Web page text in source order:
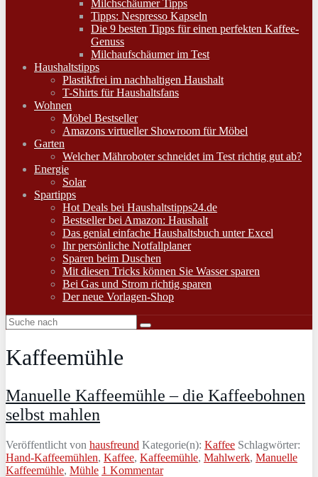
Milchschäumer Tipps
Tipps: Nespresso Kapseln
Die 9 besten Tipps für einen perfekten Kaffee-
Genuss
Milchaufschäumer im Test
Haushaltstipps
Plastikfrei im nachhaltigen Haushalt
T-Shirts für Haushaltsfans
Wohnen
Möbel Bestseller
Amazons virtueller Showroom für Möbel
Garten
Welcher Mähroboter schneidet im Test richtig gut ab?
Energie
Solar
Spartipps
Hot Deals bei Haushaltstipps24.de
Bestseller bei Amazon: Haushalt
Das genial einfache Haushaltsbuch unter Excel
Ihr persönliche Notfallplaner
Sparen beim Duschen
Mit diesen Tricks können Sie Wasser sparen
Bei Gas und Strom richtig sparen
Der neue Vorlagen-Shop
Kaffeemühle
Manuelle Kaffeemühle – die Kaffeebohnen
selbst mahlen
Veröffentlicht von hausfreund Kategorie(n): Kaffee Schlagwörter:
Hand-Kaffeemühlen, Kaffee, Kaffeemühle, Mahlwerk, Manuelle
Kaffeemühle, Mühle 1 Kommentar